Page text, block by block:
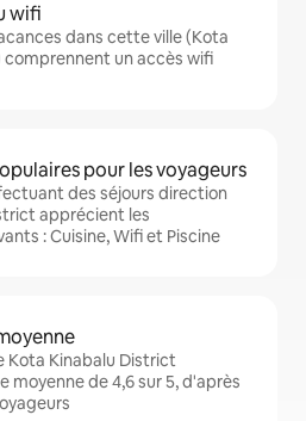
wifi
dans cette ville (Kota
un accès wifi
pour les voyageurs
des séjours direction
apprécient les
: Cuisine, Wifi et Piscine
Kota Kinabalu District
moyenne de 4,6 sur 5, d'après